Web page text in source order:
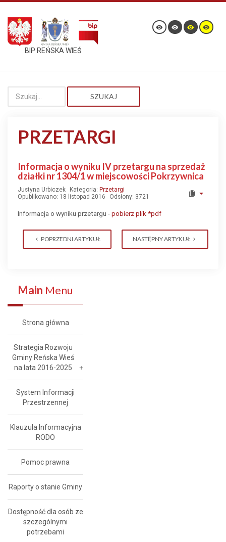
BIP REŃSKA WIEŚ
SZUKAJ
PRZETARGI
Informacja o wyniku IV przetargu na sprzedaż
działki nr 1304/1 w miejscowości Pokrzywnica
Justyna Urbiczek Kategoria: Przetargi
Opublikowano: 18 listopad 2016
Odsłony: 3721
Informacja o wyniku przetargu - pobierz plik *pdf
POPRZEDNI ARTYKUŁ NASTĘPNY ARTYKUŁ
Main Menu
Strona główna
Strategia Rozwoju
Gminy Reńska Wieś
na lata 2016-2025
System Informacji
Przestrzennej
Klauzula Informacyjna
RODO
Pomoc prawna
Raporty o stanie Gminy
Dostępność dla osób ze
szczególnymi
potrzebami